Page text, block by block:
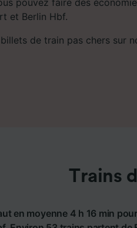
et Berlin Hbf.
de train pas chers sur
Trains
en moyenne 4 h 16 min